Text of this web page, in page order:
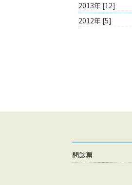
2013年 [12]
2012年 [5]
問診票